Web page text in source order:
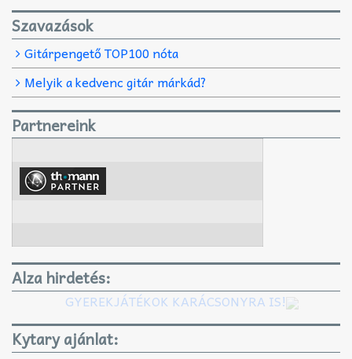
Szavazások
Gitárpengető TOP100 nóta
Melyik a kedvenc gitár márkád?
Partnereink
Alza hirdetés:
GYEREKJÁTÉKOK KARÁCSONYRA IS!
Kytary ajánlat: